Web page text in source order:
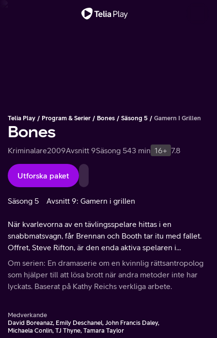
Telia Play Program & Serier Bones Säsong 5 Gamern I Grillen
Bones
Kriminalare2009Avsnitt 9Säsong 543 min 16+ 7.8
Utforska paket
Säsong 5 Avsnitt 9: Gamern i grillen
När kvarlevorna av en tävlingsspelare hittas i en
snabbmatsvagn, får Brennan och Booth tar itu med fallet.
Offret, Steve Rifton, är den enda aktiva spelaren i
spelvärlden som har fått högsta poäng i ett känt videospel.
Om serien: En dramaserie om en kvinnlig rättsantropolog
som hjälper till att lösa brott när andra metoder inte har
lyckats. Baserat på Kathy Reichs verkliga arbete.
Medverkande
David Boreanaz, Emily Deschanel, John Francis Daley,
Michaela Conlin, TJ Thyne, Tamara Taylor